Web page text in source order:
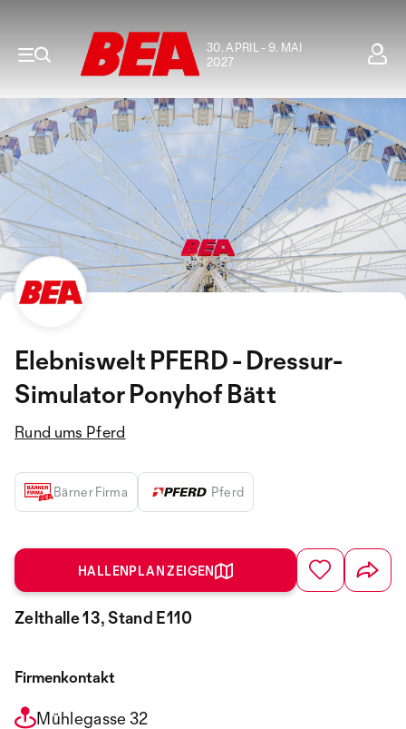
30. APRIL - 9. MAI
2027
Elebniswelt PFERD - Dressur-
Simulator Ponyhof Bätt
Rund ums Pferd
Bärner Firma Pferd
HALLENPLAN ZEIGEN
Zelthalle 13, Stand E110
Firmenkontakt
Mühlegasse 32